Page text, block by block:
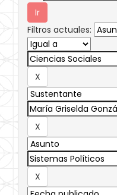
Filtros actuales: